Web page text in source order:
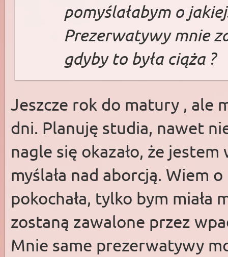
pomyślałabym o
Prezerwatywy mnie
gdyby to była ciąża ?
Jeszcze rok do matury , ale
dni. Planuję studia, nawet
nagle się okazało, że
myślała nad aborcją. Wiem
pokochała, tylko bym miała
zostaną zawalone przez
Mnie same prezerwatywy